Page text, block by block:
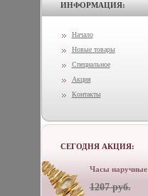
ИНФОРМАЦИЯ:
Начало
Новые товары
Специальное
Акция
Контакты
СЕГОДНЯ АКЦИЯ:
Часы наручные
1207 руб.